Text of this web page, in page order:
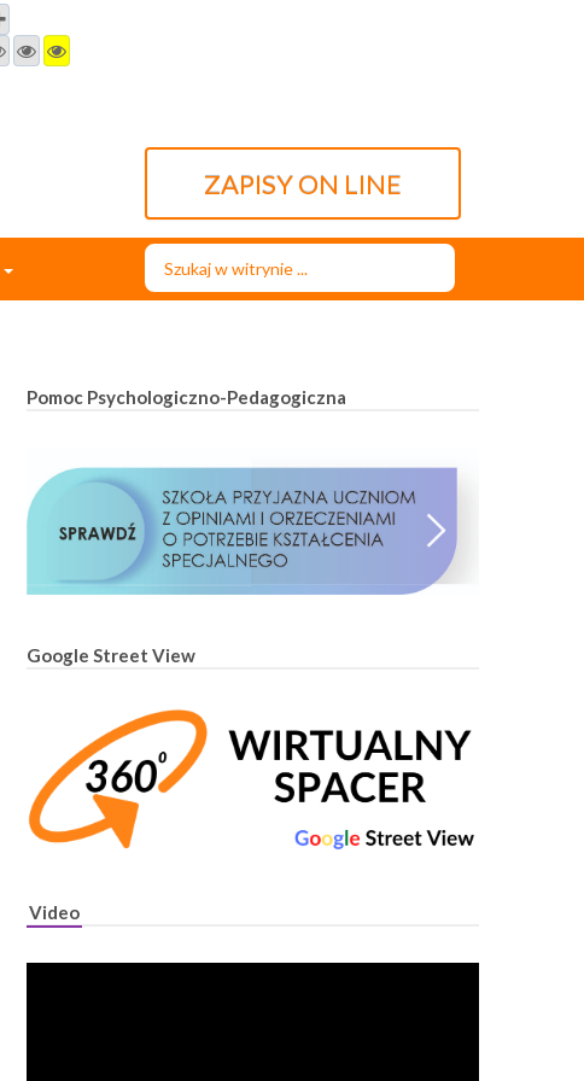
ZAPISY ON LINE
Szukaj...
Pomoc Psychologiczno-Pedagogiczna
Google Street View
Video